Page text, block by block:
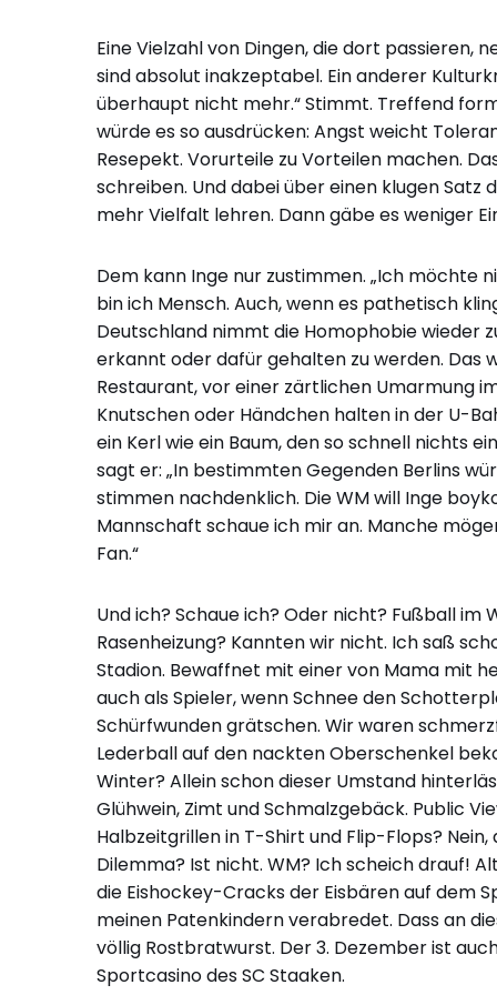
Eine Vielzahl von Dingen, die dort passieren,
sind absolut inakzeptabel. Ein anderer
überhaupt nicht mehr.“ Stimmt. Treffend
würde es so ausdrücken: Angst weicht
Resepekt. Vorurteile zu Vorteilen machen.
schreiben. Und dabei über einen klugen Satz
mehr Vielfalt lehren. Dann gäbe es weniger
Dem kann Inge nur zustimmen. „Ich möchte
bin ich Mensch. Auch, wenn es pathetisch
Deutschland nimmt die Homophobie wieder
erkannt oder dafür gehalten zu werden. Das
Restaurant, vor einer zärtlichen Umarmung
Knutschen oder Händchen halten in der U-
ein Kerl wie ein Baum, den so schnell nichts
sagt er: „In bestimmten Gegenden Berlins
stimmen nachdenklich. Die WM will Inge
Mannschaft schaue ich mir an. Manche
Fan.“
Und ich? Schaue ich? Oder nicht? Fußball
Rasenheizung? Kannten wir nicht. Ich saß
Stadion. Bewaffnet mit einer von Mama mit
auch als Spieler, wenn Schnee den
Schürfwunden grätschen. Wir waren
Lederball auf den nackten Oberschenkel
Winter? Allein schon dieser Umstand
Glühwein, Zimt und Schmalzgebäck. Public
Halbzeitgrillen in T-Shirt und Flip-Flops?
Dilemma? Ist nicht. WM? Ich scheich drauf!
die Eishockey-Cracks der Eisbären auf dem
meinen Patenkindern verabredet. Dass an
völlig Rostbratwurst. Der 3. Dezember ist
Sportcasino des SC Staaken.